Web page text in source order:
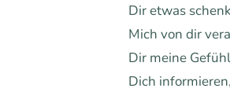
Dir etwas
Mich von dir
Dir meine
Dich